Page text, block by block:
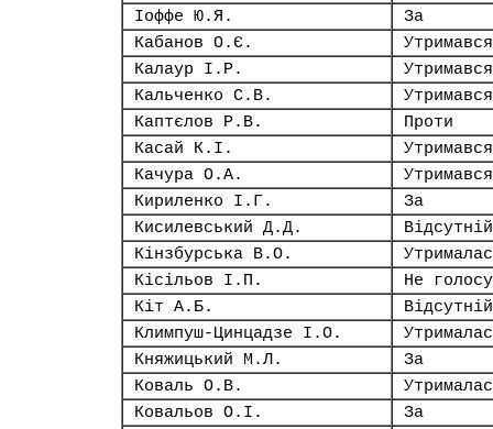
Іоффе Ю.Я.
За
Кабанов О.Є.
Утримався
Калаур І.Р.
Утримався
Кальченко С.В.
Утримався
Каптєлов Р.В.
Проти
Касай К.І.
Утримався
Качура О.А.
Утримався
Кириленко І.Г.
За
Кисилевський Д.Д.
Відсутній
Кінзбурська В.О.
Кісільов І.П.
Не
Кіт А.Б.
Відсутній
Климпуш-Цинцадзе І.О.
Княжицький М.Л.
За
Коваль О.В.
Ковальов О.І.
За